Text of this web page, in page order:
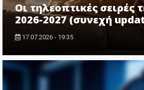
Οι τηλεοπτικές σειρές
2026-2027 (συνεχή
17.07.2026 - 19:35